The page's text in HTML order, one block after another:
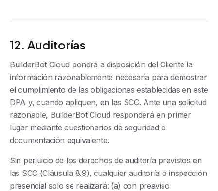
12. Auditorías
BuilderBot Cloud pondrá a disposición del Cliente la
información razonablemente necesaria para demostrar
el cumplimiento de las obligaciones establecidas en este
DPA y, cuando apliquen, en las SCC. Ante una solicitud
razonable, BuilderBot Cloud responderá en primer
lugar mediante cuestionarios de seguridad o
documentación equivalente.
Sin perjuicio de los derechos de auditoría previstos en
las SCC (Cláusula 8.9), cualquier auditoría o inspección
presencial solo se realizará: (a) con preaviso